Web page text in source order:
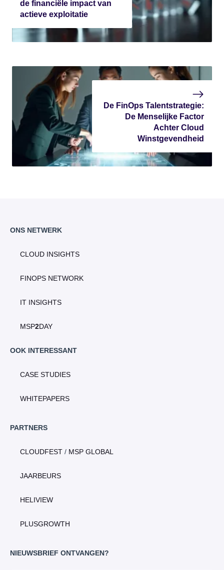
de financiële impact van
actieve exploitatie
De FinOps Talentstrategie:
De Menselijke Factor
Achter Cloud
Winstgevendheid
ONS NETWERK
CLOUD INSIGHTS
FINOPS NETWORK
IT INSIGHTS
MSP2DAY
OOK INTERESSANT
CASE STUDIES
WHITEPAPERS
PARTNERS
CLOUDFEST / MSP GLOBAL
JAARBEURS
HELIVIEW
PLUSGROWTH
NIEUWSBRIEF ONTVANGEN?